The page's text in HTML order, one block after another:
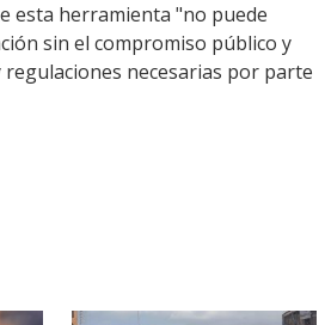
esta herramienta "no puede
sin el compromiso público y
regulaciones necesarias por parte